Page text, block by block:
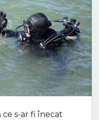
s-ar fi înecat